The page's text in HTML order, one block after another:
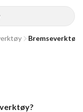
Bremseverktøy